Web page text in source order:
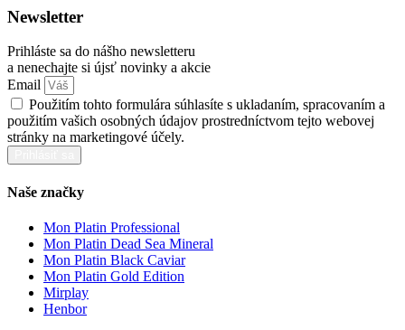
Newsletter
Prihláste sa do nášho newsletteru
a nenechajte si újsť novinky a akcie
Email
Použitím tohto formulára súhlasíte s ukladaním, spracovaním a
použitím vašich osobných údajov prostredníctvom tejto webovej
stránky na marketingové účely.
Naše značky
Mon Platin Professional
Mon Platin Dead Sea Mineral
Mon Platin Black Caviar
Mon Platin Gold Edition
Mirplay
Henbor